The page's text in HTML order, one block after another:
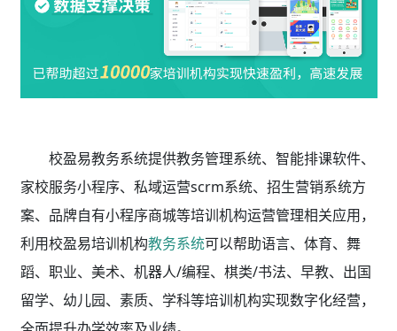
校盈易教务系统提供教务管理系统、智能排课软件、
家校服务小程序、私域运营scrm系统、招生营销系统方
案、品牌自有小程序商城等培训机构运营管理相关应用，
利用校盈易培训机构教务系统可以帮助语言、体育、舞
蹈、职业、美术、机器人/编程、棋类/书法、早教、出国
留学、幼儿园、素质、学科等培训机构实现数字化经营，